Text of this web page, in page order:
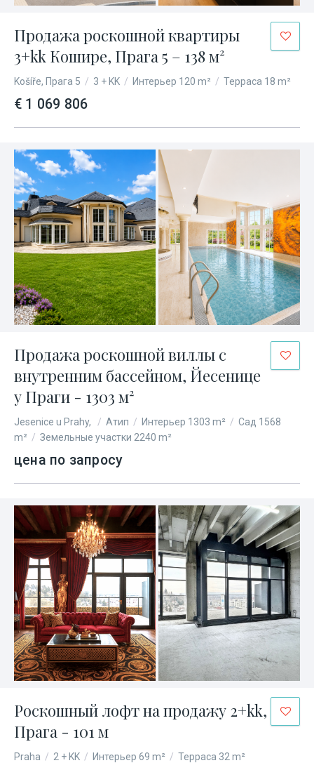
Продажа роскошной квартиры
3+kk Кошире, Прага 5 – 138 м²
Košíře, Прага 5 / 3 + KK / Интерьер 120 m² / Терраса 18 m²
€ 1 069 806
Продажа роскошной виллы с
внутренним бассейном, Йесенице
у Праги - 1303 м²
Jesenice u Prahy, / Атип / Интерьер 1303 m² / Сад 1568
m² / Земельные участки 2240 m²
цена по запросу
Роскошный лофт на продажу 2+kk,
Прага - 101 м
Praha / 2 + KK / Интерьер 69 m² / Терраса 32 m²